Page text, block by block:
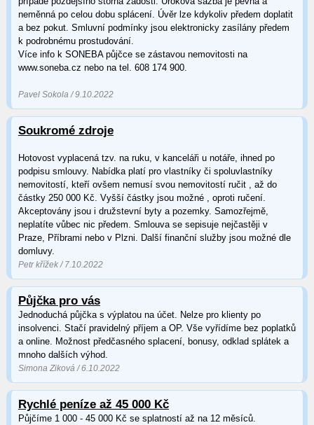
neměnná po celou dobu splácení. Úvěr lze kdykoliv předem doplatit
a bez pokut. Smluvní podmínky jsou elektronicky zasílány předem
k podrobnému prostudování.
Více info k SONEBA půjčce se zástavou nemovitosti na
www.soneba.cz nebo na tel. 608 174 900.
Pavel Sokola / 9.10.2022
Soukromé zdroje
Hotovost vyplacená tzv. na ruku, v kanceláři u notáře, ihned po
podpisu smlouvy. Nabídka platí pro vlastníky či spoluvlastníky
nemovitostí, kteří ovšem nemusí svou nemovitostí ručit , až do
částky 250 000 Kč. Vyšší částky jsou možné , oproti ručení.
Akceptovány jsou i družstevní byty a pozemky. Samozřejmě,
neplatíte vůbec nic předem. Smlouva se sepisuje nejčastěji v
Praze, Příbrami nebo v Plzni. Další finanční služby jsou možné dle
domluvy.
Petr křížek / 7.10.2022
Půjčka pro vás
Jednoduchá půjčka s výplatou na účet. Nelze pro klienty po
insolvenci. Stačí pravidelný příjem a OP. Vše vyřídíme bez poplatků
a online. Možnost předčasného splacení, bonusy, odklad splátek a
mnoho dalších výhod.
Simona Ziková / 6.10.2022
Rychlé peníze až 45 000 Kč
Půjčíme 1 000 - 45 000 Kč se splatností až na 12 měsíců.